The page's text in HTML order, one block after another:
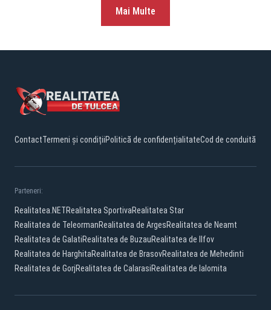
Mai Multe
ContactTermeni și condițiiPolitică de confidențialitateCod de conduită
Parteneri:
Realitatea.NETRealitatea SportivaRealitatea Star
Realitatea de TeleormanRealitatea de ArgesRealitatea de Neamt
Realitatea de GalatiRealitatea de BuzauRealitatea de Ilfov
Realitatea de HarghitaRealitatea de BrasovRealitatea de Mehedinti
Realitatea de GorjRealitatea de CalarasiRealitatea de Ialomita